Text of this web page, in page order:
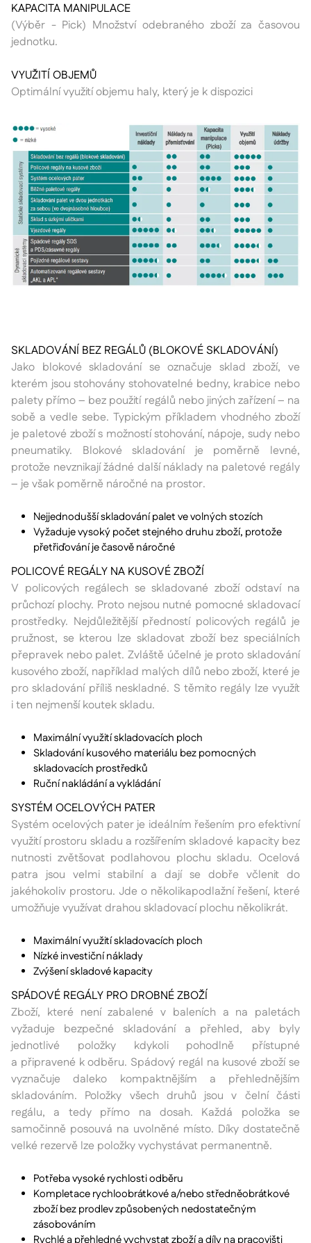
KAPACITA MANIPULACE
(Výběr - Pick) Množství odebraného zboží za časovou
jednotku.
VYUŽITÍ OBJEMŮ
Optimální využití objemu haly, který je k dispozici
SKLADOVÁNÍ BEZ REGÁLŮ (BLOKOVÉ SKLADOVÁNÍ)
Jako blokové skladování se označuje sklad zboží, ve
kterém jsou stohovány stohovatelné bedny, krabice nebo
palety přímo – bez použití regálů nebo jiných zařízení – na
sobě a vedle sebe. Typickým příkladem vhodného zboží
je paletové zboží s možností stohování, nápoje, sudy nebo
pneumatiky. Blokové skladování je poměrně levné,
protože nevznikají žádné další náklady na paletové regály
– je však poměrně náročné na prostor.
Nejjednodušší skladování palet ve volných stozích
Vyžaduje vysoký počet stejného druhu zboží, protože
přetřiďování je časově náročné
POLICOVÉ REGÁLY NA KUSOVÉ ZBOŽÍ
V policových regálech se skladované zboží odstaví na
průchozí plochy. Proto nejsou nutné pomocné skladovací
prostředky. Nejdůležitější předností policových regálů je
pružnost, se kterou lze skladovat zboží bez speciálních
přepravek nebo palet. Zvláště účelné je proto skladování
kusového zboží, například malých dílů nebo zboží, které je
pro skladování příliš neskladné. S těmito regály lze využít
i ten nejmenší koutek skladu.
Maximální využití skladovacích ploch
Skladování kusového materiálu bez pomocných
skladovacích prostředků
Ruční nakládání a vykládání
SYSTÉM OCELOVÝCH PATER
Systém ocelových pater je ideálním řešením pro efektivní
využití prostoru skladu a rozšířením skladové kapacity bez
nutnosti zvětšovat podlahovou plochu skladu. Ocelová
patra jsou velmi stabilní a dají se dobře včlenit do
jakéhokoliv prostoru. Jde o několikapodlažní řešení, které
umožňuje využívat drahou skladovací plochu několikrát.
Maximální využití skladovacích ploch
Nízké investiční náklady
Zvýšení skladové kapacity
SPÁDOVÉ REGÁLY PRO DROBNÉ ZBOŽÍ
Zboží, které není zabalené v baleních a na paletách
vyžaduje bezpečné skladování a přehled, aby byly
jednotlivé položky kdykoli pohodlně přístupné
a připravené k odběru. Spádový regál na kusové zboží se
vyznačuje daleko kompaktnějším a přehlednějším
skladováním. Položky všech druhů jsou v čelní části
regálu, a tedy přímo na dosah. Každá položka se
samočinně posouvá na uvolněné místo. Díky dostatečně
velké rezervě lze položky vychystávat permanentně.
Potřeba vysoké rychlosti odběru
Kompletace rychloobrátkové a/nebo středněobrátkové
zboží bez prodlev způsobených nedostatečným
zásobováním
Rychlé a přehledné vychystat zboží a díly na pracovišti